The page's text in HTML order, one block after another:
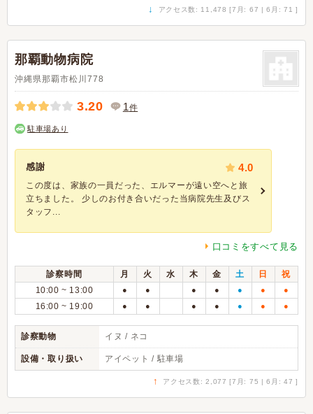
↓ アクセス数: 11,478 [7月: 67 | 6月: 71 ]
那覇動物病院
沖縄県那覇市松川778
3.20 1件
駐車場あり
感謝 4.0
この度は、家族の一員だった、エルマーが遠い空へと旅
立ちました。 少しのお付き合いだった当病院先生及びス
タッフ...
口コミをすべて見る
診察時間 月 火 水 木 金 土 日
祝
10:00 ~ 13:00
● ● ● ● ● ● ●
16:00 ~ 19:00 ● ● ● ● ● ● ●
診察動物 イヌ / ネコ
設備・取り扱い アイペット / 駐車場
↑ アクセス数: 2,077 [7月: 75 | 6月: 47 ]